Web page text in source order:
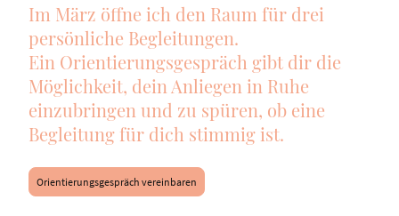
Im März öffne ich den Raum für drei
persönliche Begleitungen.
Ein Orientierungsgespräch gibt dir die
Möglichkeit, dein Anliegen in Ruhe
einzubringen und zu spüren, ob eine
Begleitung für dich stimmig ist.
Orientierungsgespräch vereinbaren